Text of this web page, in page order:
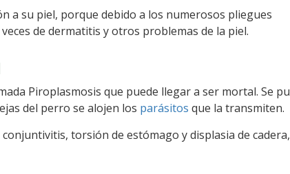
a su piel, porque debido a los numerosos pliegues
de dermatitis y otros problemas de la piel.
Piroplasmosis que puede llegar a ser mortal. Se
del perro se alojen los parásitos que la transmiten.
torsión de estómago y displasia de cadera,